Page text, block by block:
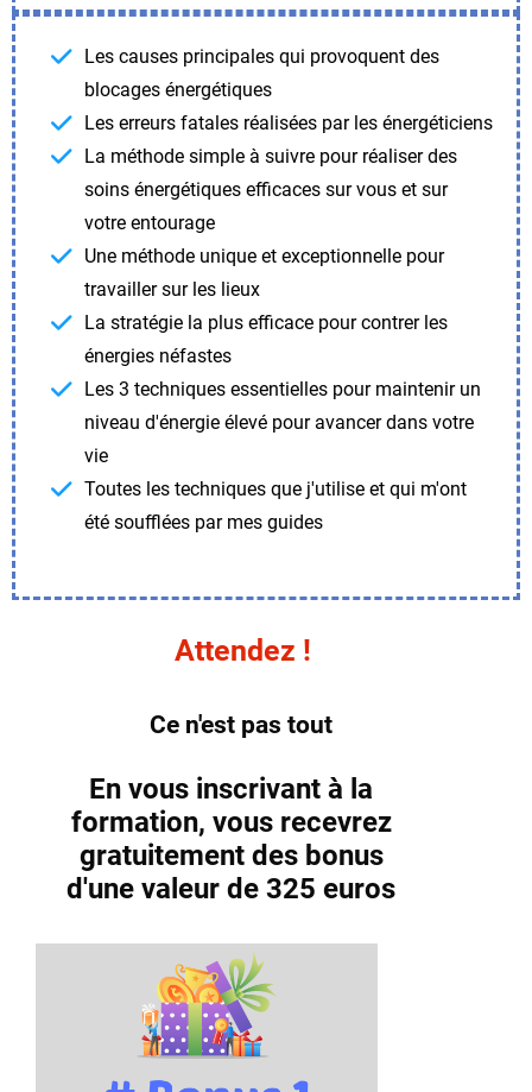
Les causes principales qui provoquent des
blocages énergétiques
Les erreurs fatales réalisées par les énergéticiens
La méthode simple à suivre pour réaliser des
soins énergétiques efficaces sur vous et sur
votre entourage
Une méthode unique et exceptionnelle pour
travailler sur les lieux
La stratégie la plus efficace pour contrer les
énergies néfastes
Les 3 techniques essentielles pour maintenir un
niveau d'énergie élevé pour avancer dans votre
vie
Toutes les techniques que j'utilise et qui m'ont
été soufflées par mes guides
Attendez !
Ce n'est pas tout
En vous inscrivant à la
formation, vous recevrez
gratuitement des bonus
d'une valeur de 325 euros